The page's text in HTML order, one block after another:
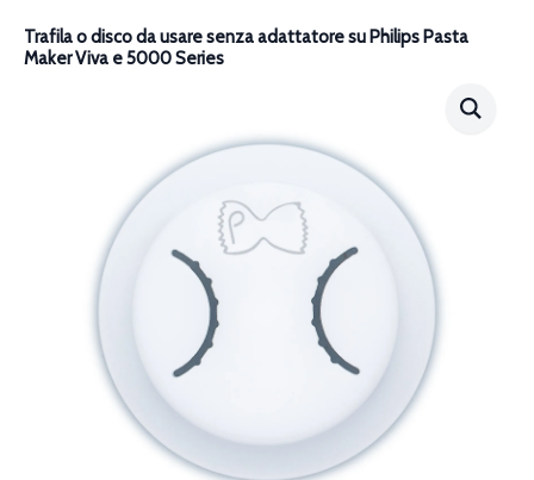
Trafila o disco da usare senza adattatore su Philips Pasta
Maker Viva e 5000 Series